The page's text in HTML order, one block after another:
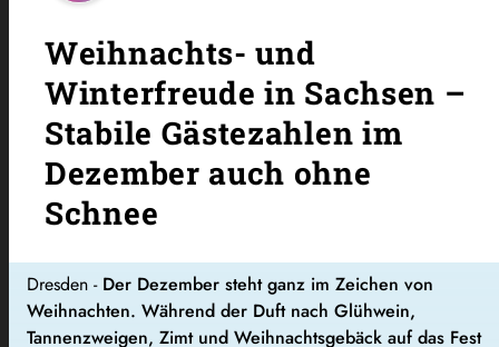
Weihnachts- und
Winterfreude in Sachsen –
Stabile Gästezahlen im
Dezember auch ohne
Schnee
Dresden - Der Dezember steht ganz im Zeichen von
Weihnachten. Während der Duft nach Glühwein,
Tannenzweigen, Zimt und Weihnachtsgebäck auf das Fest